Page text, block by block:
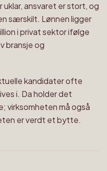
ansvaret er stort, og
særskilt. Lønnen ligger
i privat sektor ifølge
bransje og
kandidater ofte
i. Da holder det
virksomheten må også
er verdt et bytte.